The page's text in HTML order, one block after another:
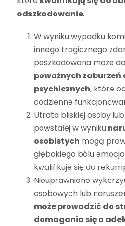
odszkodowanie.
W wyniku wypadku
innego tragicznego
poszkodowana może
poważnych zaburzeń
psychicznych, które
codzienne
Utrata bliskiej osoby
powstałej w wyniku
osobistych mogą
głębokiego bólu
kwalifikuje się do
Nieuprawnione
osobowych lub
może prowadzić do
domagania się o